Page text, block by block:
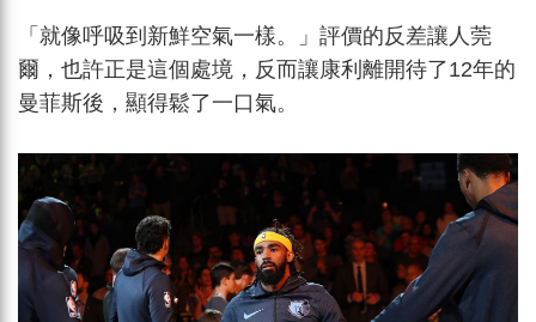
「就像呼吸到新鮮空氣一樣。」評價的反差讓人莞
爾，也許正是這個處境，反而讓康利離開待了12年的
曼菲斯後，顯得鬆了一口氣。